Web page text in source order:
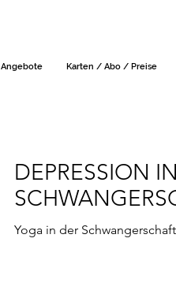
Angebote Karten / Abo / Preise
DEPRESSION
Yoga in der